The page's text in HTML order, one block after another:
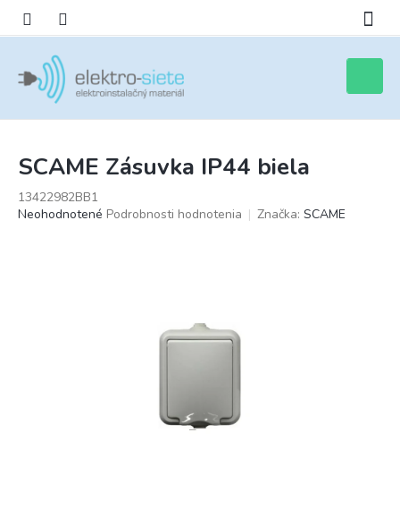
obsah
košík
SCAME Zásuvka IP44 biela
13422982BB1
Priemerné
Neohodnotené Podrobnosti hodnotenia Značka: SCAME